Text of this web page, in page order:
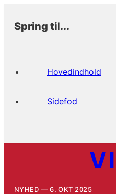
Spring til...
Hovedindhold
Sidefod
NYHED 6. OKT 2025